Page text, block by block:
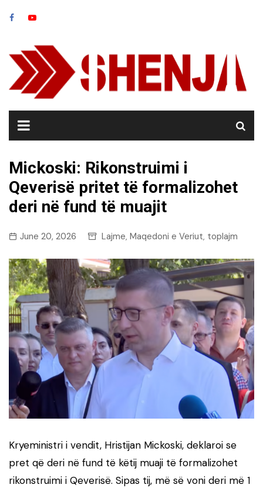
Mickoski: Rikonstruimi i
Qeverisë pritet të formalizohet
deri në fund të muajit
June 20, 2026 Lajme, Maqedoni e Veriut, toplajm
Kryeministri i vendit, Hristijan Mickoski, deklaroi se
pret që deri në fund të këtij muaji të formalizohet
rikonstruimi i Qeverisë. Sipas tij, më së voni deri më 1